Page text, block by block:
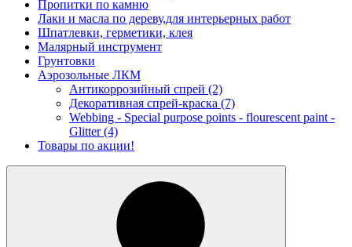
Пропитки по камню
Лаки и масла по дереву,для интерьерных работ
Шпатлевки, герметики, клея
Малярный инструмент
Грунтовки
Аэрозольные ЛКМ
Антикоррозийный спрей (2)
Декоративная спрей-краска (7)
Webbing - Special purpose points - flourescent paint -
Glitter (4)
Товары по акции!